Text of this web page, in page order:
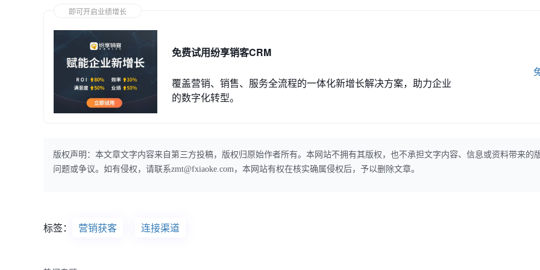
即可开启业绩增长
免费试用纷享销客CRM
覆盖营销、销售、服务全流程的一体化新增长解决方案，助力企业
的数字化转型。
版权声明：本文章文字内容来自第三方投稿，版权归原始作者所有。本网站不拥有其版权，也不承担文字内容、信息或资料带来的
问题或争议。如有侵权，请联系zmt@fxiaoke.com，本网站有权在核实确属侵权后，予以删除文章。
标签： 营销获客 连接渠道